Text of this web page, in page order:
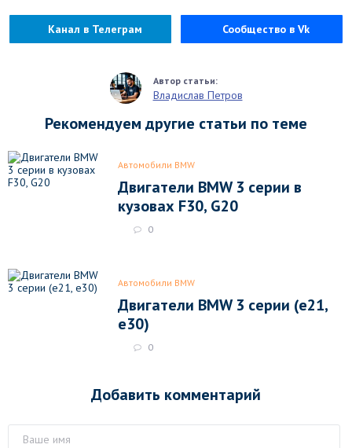
Канал в Телеграм Сообщество в Vk
Владислав Петров
Рекомендуем другие статьи по теме
Автомобили BMW
Двигатели BMW 3 серии в
кузовах F30, G20
0
Автомобили BMW
Двигатели BMW 3 серии (e21,
e30)
0
Добавить комментарий